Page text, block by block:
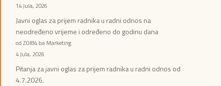
14 Jula, 2026
Javni oglas za prijem radnika u radni odnos na
neodređeno vrijeme i određeno do godinu dana
od ZOI84.ba Marketing
4 Jula, 2026
Pitanja za javni oglas za prijem radnika u radni odnos od
4.7.2026.